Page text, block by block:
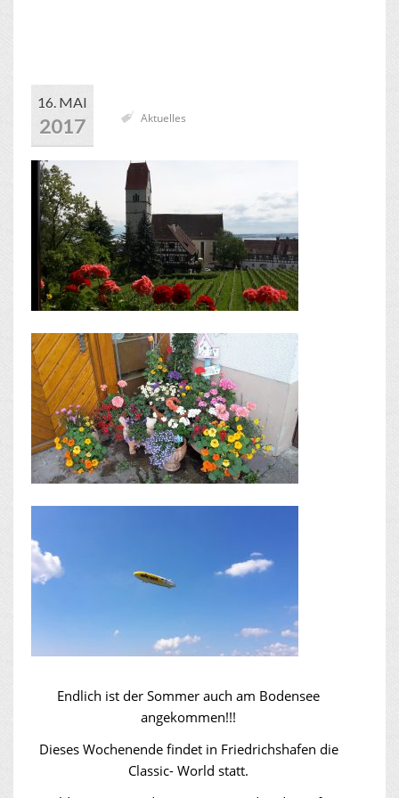
16. MAI
2017 Aktuelles
Endlich ist der Sommer auch am Bodensee
angekommen!!!
Dieses Wochenende findet in Friedrichshafen die
Classic- World statt.